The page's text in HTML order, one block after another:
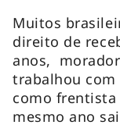
Muitos
direito de
anos,
trabalhou com
como frentista
mesmo ano